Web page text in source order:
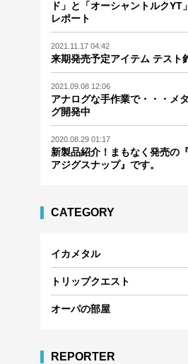
ド」と「オーシャントルクYT
レポート
2021.11.17 04:42
来期発売予定アイテム テスト
2021.09.08 12:06
アナログな手作業で・・・メ
グ開発中
2020.08.29 01:17
新製品紹介！まもなく発売の
アジグスナップ』です。
CATEGORY
イカメタル
トリップクエスト
オーパの部屋
REPORTER